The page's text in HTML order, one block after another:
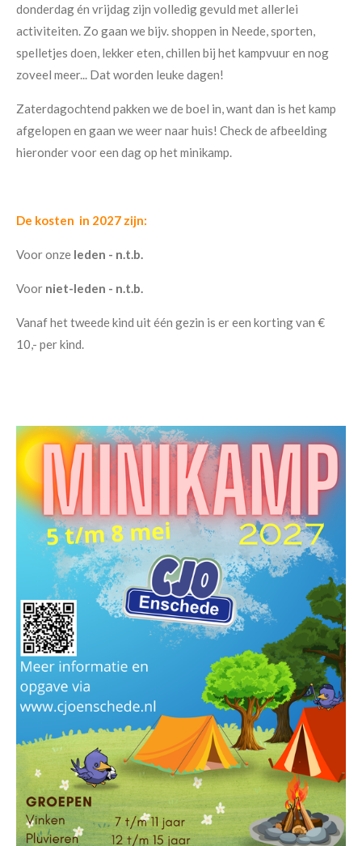
donderdag én vrijdag zijn volledig gevuld met allerlei
activiteiten. Zo gaan we bijv. shoppen in Neede, sporten,
spelletjes doen, lekker eten, chillen bij het kampvuur en nog
zoveel meer... Dat worden leuke dagen!
Zaterdagochtend pakken we de boel in, want dan is het kamp
afgelopen en gaan we weer naar huis! Check de afbeelding
hieronder voor een dag op het minikamp.
De kosten in 2027 zijn:
Voor onze leden - n.t.b.
Voor niet-leden - n.t.b.
Vanaf het tweede kind uit één gezin is er een korting van €
10,- per kind.